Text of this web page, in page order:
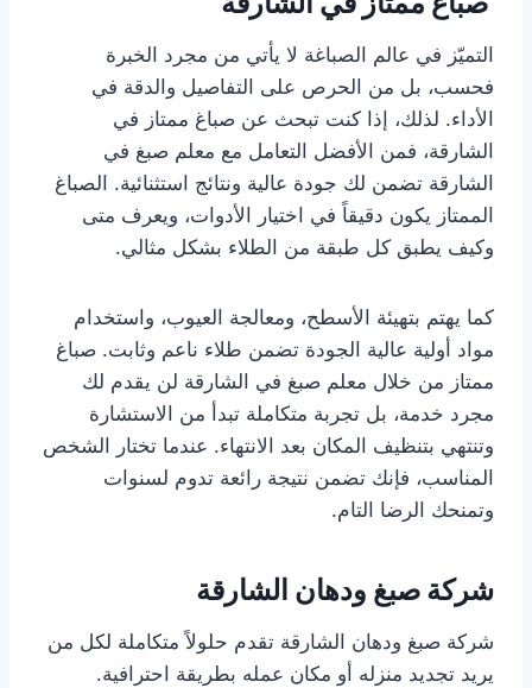
التميّز في عالم الصباغة لا يأتي من مجرد الخبرة
فحسب، بل من الحرص على التفاصيل والدقة في
الأداء. لذلك، إذا كنت تبحث عن صباغ ممتاز في
الشارقة، فمن الأفضل التعامل مع معلم صبغ في
الشارقة تضمن لك جودة عالية ونتائج استثنائية. الصباغ
الممتاز يكون دقيقاً في اختيار الأدوات، ويعرف متى
وكيف يطبق كل طبقة من الطلاء بشكل مثالي.
كما يهتم بتهيئة الأسطح، ومعالجة العيوب، واستخدام
مواد أولية عالية الجودة تضمن طلاء ناعم وثابت. صباغ
ممتاز من خلال معلم صبغ في الشارقة لن يقدم لك
مجرد خدمة، بل تجربة متكاملة تبدأ من الاستشارة
وتنتهي بتنظيف المكان بعد الانتهاء. عندما تختار الشخص
المناسب، فإنك تضمن نتيجة رائعة تدوم لسنوات
وتمنحك الرضا التام.
شركة صبغ ودهان الشارقة
شركة صبغ ودهان الشارقة تقدم حلولاً متكاملة لكل من
يريد تجديد منزله أو مكان عمله بطريقة احترافية.